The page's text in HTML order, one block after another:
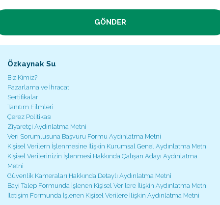
GÖNDER
Özkaynak Su
Biz Kimiz?
Pazarlama ve İhracat
Sertifikalar
Tanıtım Filmleri
Çerez Politikası
Ziyaretçi Aydınlatma Metni
Veri Sorumlusuna Başvuru Formu Aydınlatma Metni
Kişisel Verilern İşlenmesine İlişkin Kurumsal Genel Aydınlatma Metni
Kişisel Verilerinizin İşlenmesi Hakkında Çalışan Adayı Aydınlatma
Metni
Güvenlik Kameraları Hakkında Detaylı Aydınlatma Metni
Bayi Talep Formunda İşlenen Kişisel Verilere İlişkin Aydınlatma Metni
İletişim Formunda İşlenen Kişisel Verilere İlişkin Aydınlatma Metni